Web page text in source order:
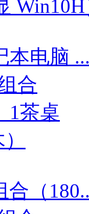
本电脑
合（